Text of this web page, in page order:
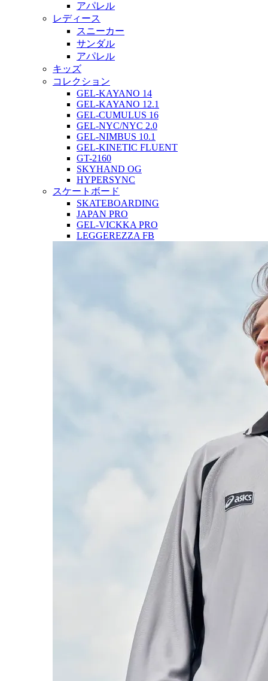
アパレル
レディース
スニーカー
サンダル
アパレル
キッズ
コレクション
GEL-KAYANO 14
GEL-KAYANO 12.1
GEL-CUMULUS 16
GEL-NYC/NYC 2.0
GEL-NIMBUS 10.1
GEL-KINETIC FLUENT
GT-2160
SKYHAND OG
HYPERSYNC
スケートボード
SKATEBOARDING
JAPAN PRO
GEL-VICKKA PRO
LEGGEREZZA FB